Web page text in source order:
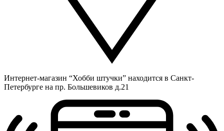
Интернет-магазин “Хобби штучки” находится в Санкт-
Петербурге на пр. Большевиков д.21